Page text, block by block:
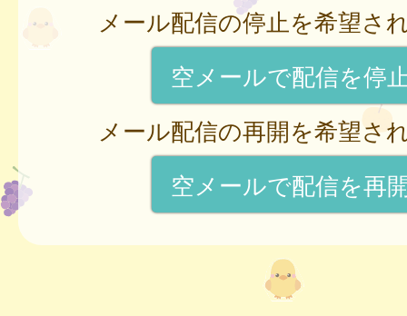
メール配信の停止を希望さ
空メールで配信を停
メール配信の再開を希望さ
空メールで配信を再